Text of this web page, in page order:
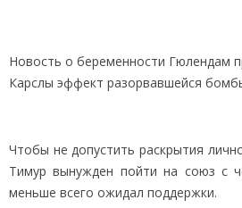
Новость о беременности Гюлендам
Карслы эффект разорвавшейся
Чтобы не допустить раскрытия
Тимур вынужден пойти на союз с
меньше всего ожидал поддержки.